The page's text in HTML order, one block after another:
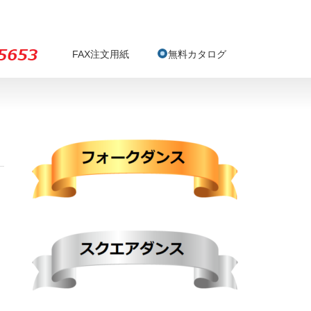
FAX注文用紙 無料カタログ